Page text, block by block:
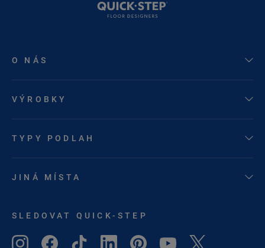
O NÁS
VÝROBKY
TYPY PODLAH
JINÁ MÍSTA
SLEDOVAT QUICK-STEP